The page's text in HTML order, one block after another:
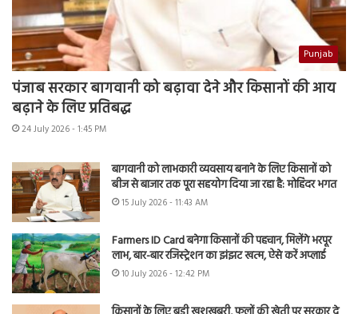
Punjab
पंजाब सरकार बागवानी को बढ़ावा देने और किसानों की आय
बढ़ाने के लिए प्रतिबद्ध
24 July 2026 - 1:45 PM
बागवानी को लाभकारी व्यवसाय बनाने के लिए किसानों को
बीज से बाजार तक पूरा सहयोग दिया जा रहा है: मोहिंदर भगत
15 July 2026 - 11:43 AM
Farmers ID Card बनेगा किसानों की पहचान, मिलेंगे भरपूर
लाभ, बार-बार रजिस्ट्रेशन का झंझट खत्म, ऐसे करें अप्लाई
10 July 2026 - 12:42 PM